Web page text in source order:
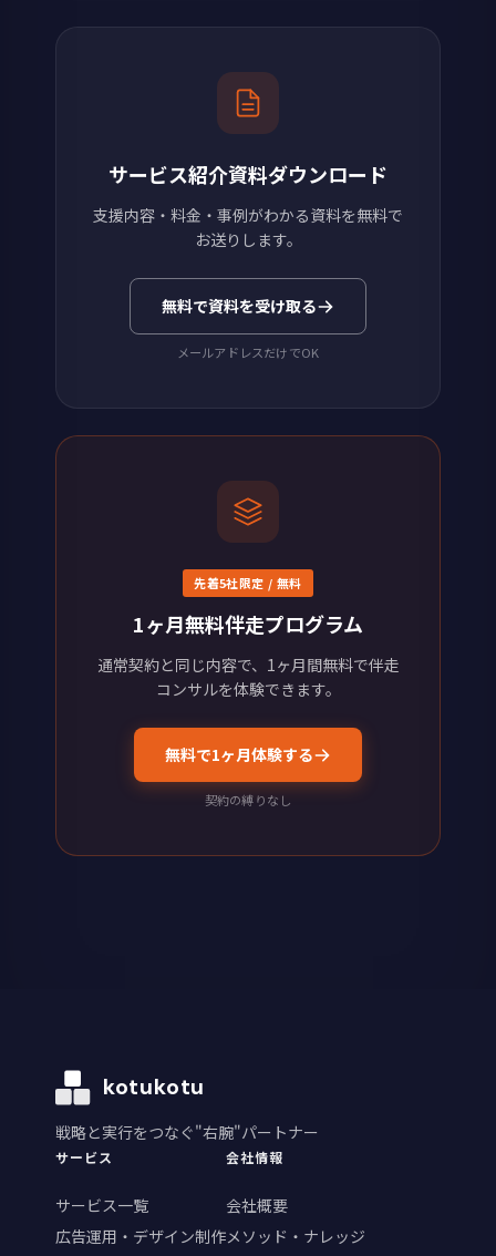
サービス紹介資料ダウンロード
支援内容・料金・事例がわかる資料を無料で
お送りします。
無料で資料を受け取る
メールアドレスだけでOK
先着5社限定 / 無料
1ヶ月無料伴走プログラム
通常契約と同じ内容で、1ヶ月間無料で伴走
コンサルを体験できます。
無料で1ヶ月体験する
契約の縛りなし
kotukotu
戦略と実行をつなぐ"右腕"パートナー
サービス
サービス一覧
広告運用・デザイン制作
会社情報
会社概要
メソッド・ナレッジ